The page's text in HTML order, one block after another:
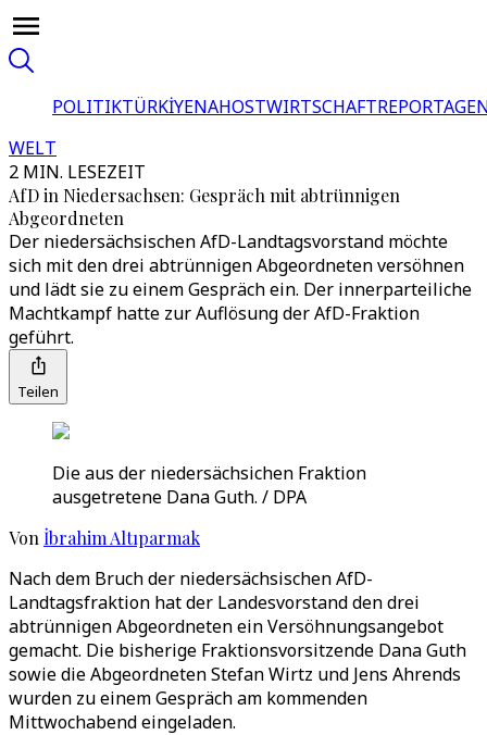
POLITIKTÜRKİYENAHOSTWIRTSCHAFT
WELT
2 MIN. LESEZEIT
AfD in Niedersachsen: Gespräch mit abtrünnigen
Abgeordneten
Der niedersächsischen AfD-Landtagsvorstand möchte
sich mit den drei abtrünnigen Abgeordneten versöhnen
und lädt sie zu einem Gespräch ein. Der innerparteiliche
Machtkampf hatte zur Auflösung der AfD-Fraktion
geführt.
Teilen
Die aus der niedersächsichen Fraktion
ausgetretene Dana Guth. / DPA
Von İbrahim Altıparmak
Nach dem Bruch der niedersächsischen AfD-
Landtagsfraktion hat der Landesvorstand den drei
abtrünnigen Abgeordneten ein Versöhnungsangebot
gemacht. Die bisherige Fraktionsvorsitzende Dana Guth
sowie die Abgeordneten Stefan Wirtz und Jens Ahrends
wurden zu einem Gespräch am kommenden
Mittwochabend eingeladen.